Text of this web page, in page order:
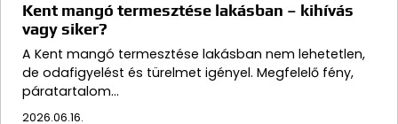
Kent mangó termesztése lakásban – kihívás
vagy siker?
A Kent mangó termesztése lakásban nem lehetetlen,
de odafigyelést és türelmet igényel. Megfelelő fény,
páratartalom…
2026.06.16.